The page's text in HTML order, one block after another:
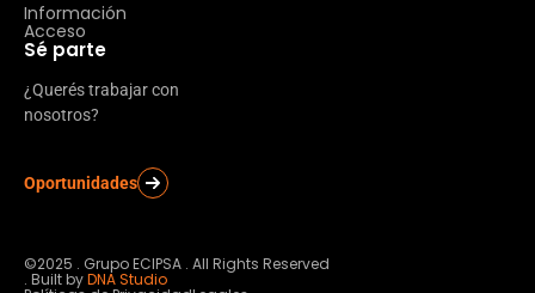
Información
Acceso
Sé parte
¿Querés trabajar con
nosotros?
Oportunidades
©2025 . Grupo ECIPSA . All Rights Reserved
. Built byDNA Studio